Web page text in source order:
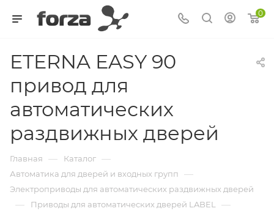
0
ETERNA EASY 90
привод для
автоматических
раздвижных дверей
Главная — Каталог —
Автоматика для дверей и входных групп —
Электроприводы для автоматических раздвижных дверей
— Приводы для автоматических дверей LABEL —